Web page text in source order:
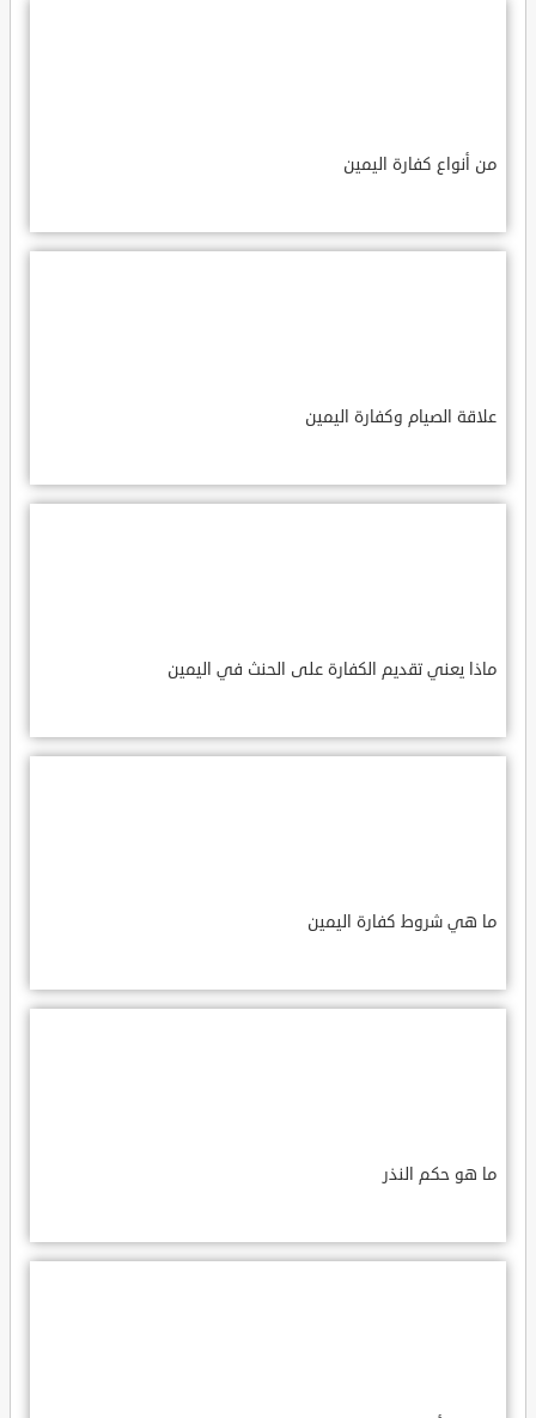
من أنواع كفارة اليمين
علاقة الصيام وكفارة اليمين
ماذا يعني تقديم الكفارة على الحنث في اليمين
ما هي شروط كفارة اليمين
ما هو حكم النذر